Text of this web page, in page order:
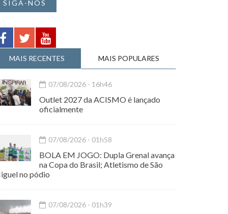
SIGA-NOS
MAIS RECENTES MAIS POPULARES
07/08/2026 - 16h46
Outlet 2027 da ACISMO é lançado
oficialmente
07/08/2026 - 01h58
BOLA EM JOGO: Dupla Grenal avança
na Copa do Brasil; Atletismo de São
no pódio
07/08/2026 - 01h39